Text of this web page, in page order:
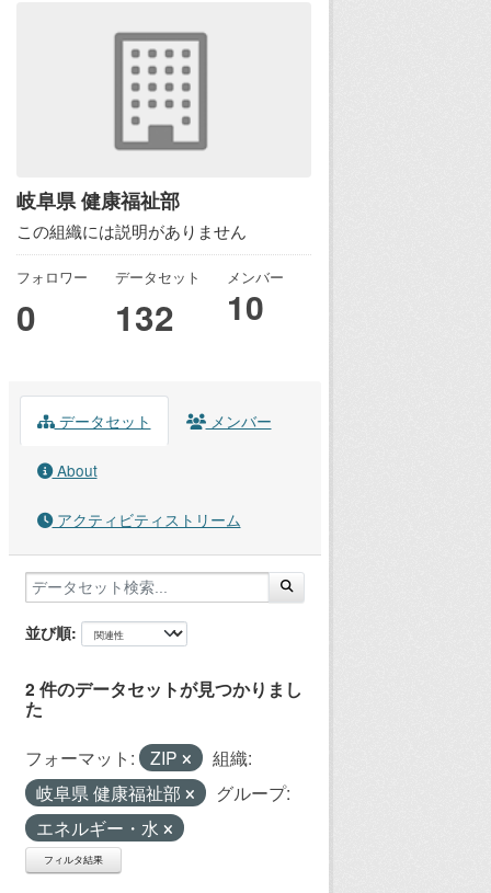
岐阜県 健康福祉部
この組織には説明がありません
フォロワー
0
データセット
132
メンバー
10
データセット メンバー
About
アクティビティストリーム
並び順
2 件のデータセットが見つかりまし
た
フォーマット: ZIP
組織:
岐阜県 健康福祉部
グループ:
エネルギー・水
フィルタ結果